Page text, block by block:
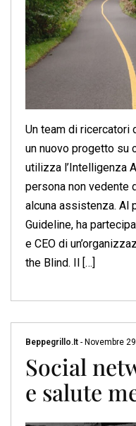
Un team di ricercatori
un nuovo progetto su
utilizza l’Intelligenza
persona non vedente
alcuna assistenza. Al
Guideline, ha
e CEO di
the Blind. Il […]
Beppegrillo.it - Novembre
Social
e salute